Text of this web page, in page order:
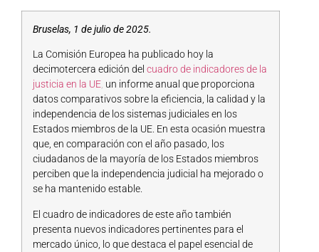
Bruselas, 1 de julio de 2025.
La Comisión Europea ha publicado hoy la
decimotercera edición del cuadro de indicadores de la
justicia en la UE, un informe anual que proporciona
datos comparativos sobre la eficiencia, la calidad y la
independencia de los sistemas judiciales en los
Estados miembros de la UE. En esta ocasión muestra
que, en comparación con el año pasado, los
ciudadanos de la mayoría de los Estados miembros
perciben que la independencia judicial ha mejorado o
se ha mantenido estable.
El cuadro de indicadores de este año también
presenta nuevos indicadores pertinentes para el
mercado único, lo que destaca el papel esencial de